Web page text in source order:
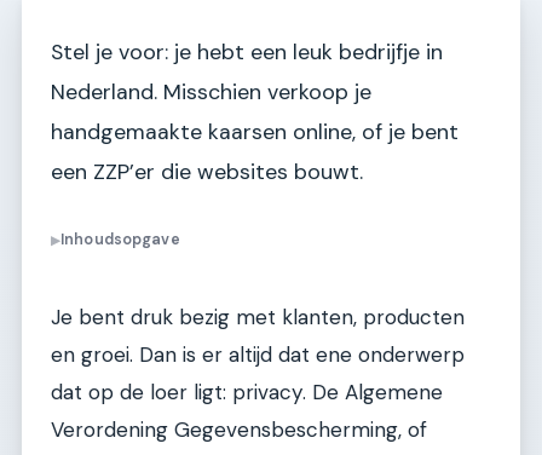
Stel je voor: je hebt een leuk bedrijfje in
Nederland. Misschien verkoop je
handgemaakte kaarsen online, of je bent
een ZZP’er die websites bouwt.
▶Inhoudsopgave
Je bent druk bezig met klanten, producten
en groei. Dan is er altijd dat ene onderwerp
dat op de loer ligt: privacy. De Algemene
Verordening Gegevensbescherming, of